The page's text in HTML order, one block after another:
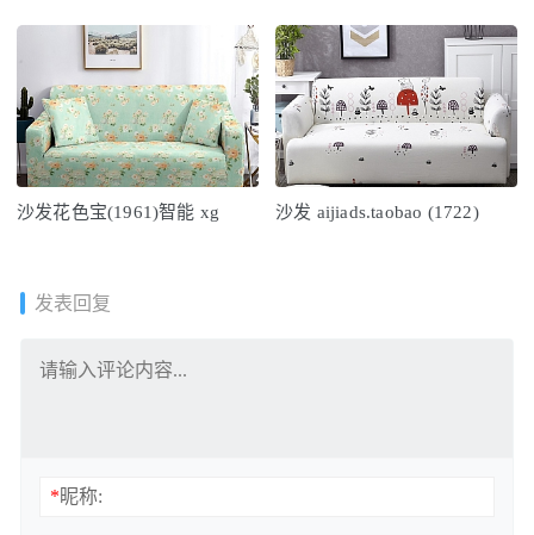
沙发花色宝(1961)智能 xg 沙发 aijiads.taobao (1722)
发表回复
*昵称: